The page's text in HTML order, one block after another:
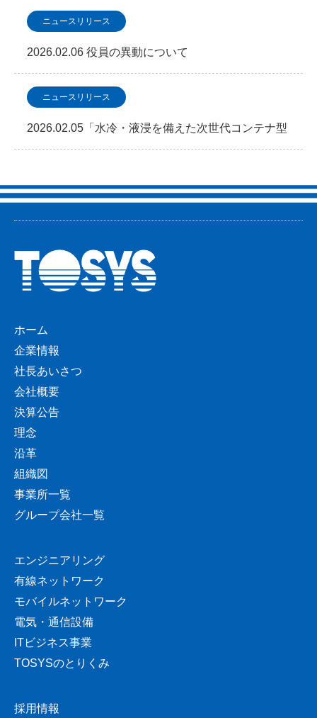
EXPO）」に出展します
ニュースリリース
2026.02.06 役員の異動について
ニュースリリース
2026.02.05「水冷・液浸を備えた次世代コンテナ型
ホーム
企業情報
社長あいさつ
会社概要
決算公告
理念
沿革
組織図
事業所一覧
グループ会社一覧
エンジニアリング
有線ネットワーク
モバイルネットワーク
電気・通信設備
ITビジネス事業
TOSYSのとりくみ
採用情報